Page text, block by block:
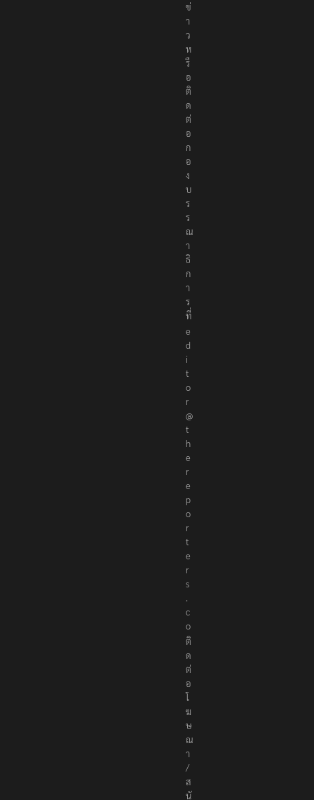
ข่
า
ว
ห
รื
อ
ติ
ด
ต่
อ
ก
อ
ง
บ
ร
ร
ณ
า
ธิ
ก
า
ร
ที่
e
d
i
t
o
r
@
t
h
e
r
e
p
o
r
t
e
r
s
.
c
o
ติ
ด
ต่
อ
โ
ฆ
ษ
ณ
า
/
ส
นั